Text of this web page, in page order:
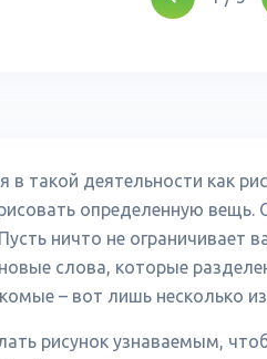
в такой деятельности как
определенную вещь.
ничто не ограничивает
слова, которые
– вот лишь несколько
рисунок узнаваемым,